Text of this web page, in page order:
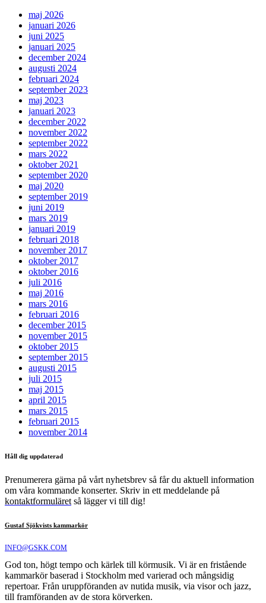
maj 2026
januari 2026
juni 2025
januari 2025
december 2024
augusti 2024
februari 2024
september 2023
maj 2023
januari 2023
december 2022
november 2022
september 2022
mars 2022
oktober 2021
september 2020
maj 2020
september 2019
juni 2019
mars 2019
januari 2019
februari 2018
november 2017
oktober 2017
oktober 2016
juli 2016
maj 2016
mars 2016
februari 2016
december 2015
november 2015
oktober 2015
september 2015
augusti 2015
juli 2015
maj 2015
april 2015
mars 2015
februari 2015
november 2014
Håll dig uppdaterad
Prenumerera gärna på vårt nyhetsbrev så får du aktuell information
om våra kommande konserter. Skriv in ett meddelande på
kontaktformuläret så lägger vi till dig!
Gustaf Sjökvists kammarkör
INFO@GSKK.COM
God ton, högt tempo och kärlek till körmusik. Vi är en fristående
kammarkör baserad i Stockholm med varierad och mångsidig
repertoar. Från uruppföranden av nutida musik, via visor och jazz,
till framföranden av de stora körverken.